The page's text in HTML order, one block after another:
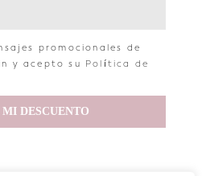
promocionales de
y acepto su Política de
DESCUENTO